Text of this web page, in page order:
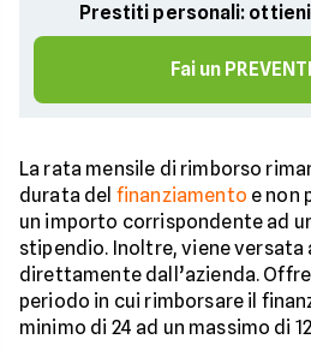
Prestiti personali:
Fai un
La rata mensile di rimborso
durata del finanziamento e non
un importo corrispondente ad
stipendio. Inoltre, viene versata
direttamente dall’azienda.
periodo in cui rimborsare il
minimo di 24 ad un massimo di